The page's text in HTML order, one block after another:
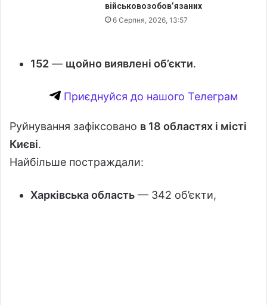
військовозобов’язаних
6 Серпня, 2026, 13:57
152 — щойно виявлені об’єкти.
Приєднуйся до нашого Телеграм
Руйнування зафіксовано в 18 областях і місті
Києві.
Найбільше постраждали:
Харківська область — 342 об’єкти,